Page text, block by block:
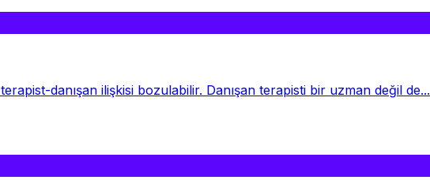
danışan ilişkisi bozulabilir. Danışan terapisti bir uzman değil de...